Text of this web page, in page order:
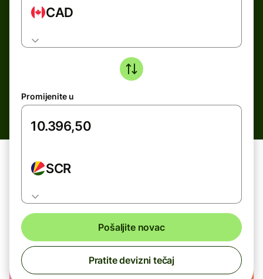
CAD
Promijenite u
SCR
Pošaljite novac
Pratite devizni tečaj